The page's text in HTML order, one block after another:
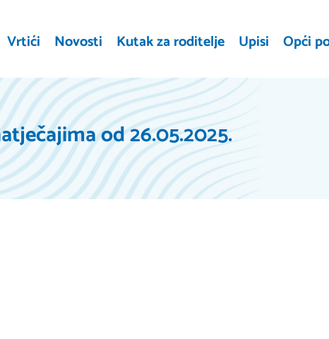
Vrtići Novosti Kutak za roditelje Upisi Opći
od 26.05.2025.